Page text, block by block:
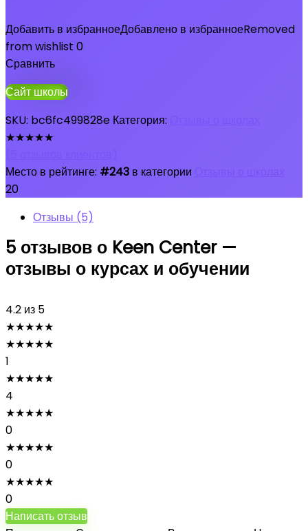
Добавить в избранноеДобавлено в избранноеRemoved
from wishlist 0
Сравнить
Сайт школы
SKU: bc6fc499828e Категория:
★★★★★
Место в рейтинге: #243 в категории
20
Отзывы (5)
5 отзывов о Keen Center —
отзывы о курсах и обучении
4.2 из 5
★★★★★
★★★★★
1
★★★★★
4
★★★★★
0
★★★★★
0
★★★★★
0
Написать отзыв